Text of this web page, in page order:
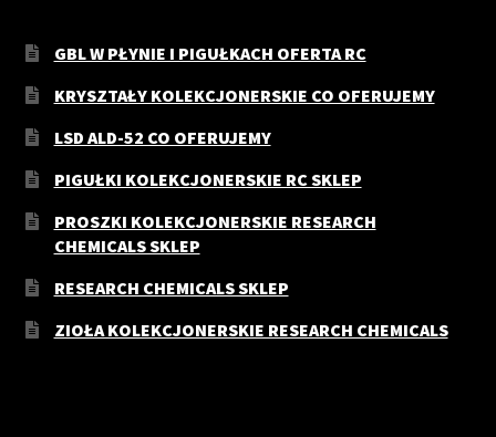
GBL W PŁYNIE I PIGUŁKACH OFERTA RC
KRYSZTAŁY KOLEKCJONERSKIE CO OFERUJEMY
LSD ALD-52 CO OFERUJEMY
PIGUŁKI KOLEKCJONERSKIE RC SKLEP
PROSZKI KOLEKCJONERSKIE RESEARCH
CHEMICALS SKLEP
RESEARCH CHEMICALS SKLEP
ZIOŁA KOLEKCJONERSKIE RESEARCH CHEMICALS